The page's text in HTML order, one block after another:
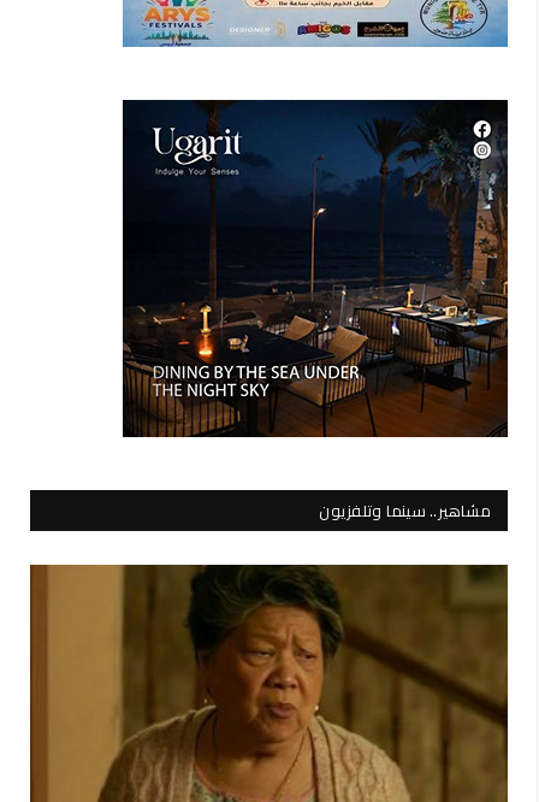
مشاهير.. سينما وتلفزيون